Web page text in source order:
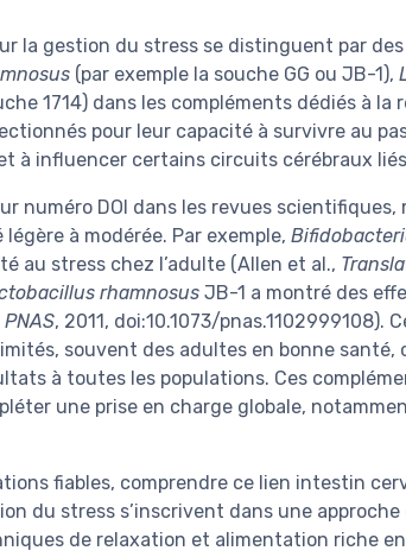
la gestion du stress se distinguent par
(par exemple la souche GG ou JB-1),
1714) dans les compléments dédiés à la
pour leur capacité à survivre au
à influencer certains circuits cérébraux
numéro DOI dans les revues
à modérée. Par exemple,
au stress chez l’adulte (Allen et al.,
rhamnosus JB-1 a montré des
PNAS, 2011, doi:10.1073/pnas.1102999108).
souvent des adultes en bonne santé,
à toutes les populations. Ces
une prise en charge globale,
fiables, comprendre ce lien intestin
du stress s’inscrivent dans une
de relaxation et alimentation riche